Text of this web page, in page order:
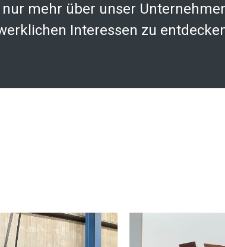
mehr über unser
Interessen zu